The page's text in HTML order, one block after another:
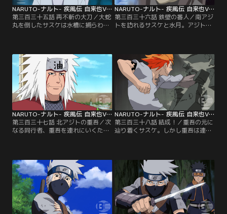
NARUTO-ナルト- 疾風伝 自来也VSペイン・サスケVSイタチ編 第335話
第三百三十五話 再不斬の大刀／大蛇
丸を倒したサスケは水槽に捕らわれ
け入れない。サスケがかつて百地再
不斬を倒した小隊に属していたと知
る水月は、「自分が再不斬の大刀を
手に入れられたら、サスケに付いて
もいい」と条件を出すのだった。
【提供：バンダイチャンネル】
NARUTO-ナルト- 疾風伝 自来也VSペイン・サスケVSイタチ編 第336話
第三百三十六話 鉄壁の番人／南アジ
トを訪れるサスケと水月。アジトの
「牢番」という役割から解放するた
め、囚人たちを水月に解放させてし
まうサスケ。取り残された密室でサ
スケを見つめる香燐の脳裏には、数
年前の出会いの光景がよみがえって
いた。【提供：バンダイチャンネ
NARUTO-ナルト- 疾風伝 自来也VSペイン・サスケVSイタチ編 第337話
第三百三十七話 北アジトの重吾／次
なる同行者、重吾を連れにいくた
吾は異常な殺人衝動を持つ忍で、大
蛇丸の呪印の元となる酵素を持つ、
唯一のオリジナルだという。辿り着
いた北アジトでは、大蛇丸死すの情
報を受けた実験体たちが暴動を起こ
していた。【提供：バンダイチャン
ネル】
NARUTO-ナルト- 疾風伝 自来也VSペイン・サスケVSイタチ編 第338話
第三百三十八話 結成！／重吾の元に
辿り着くサスケ。しかし重吾は連れ
重吾だが、湧き上がる殺人衝動に身
を任せ、サスケとの戦闘に突入して
ゆく。水月が加わり、更に熾烈を極
めてゆく戦いの中で、重吾の脳裏に
蘇る懐かしい面影とは…。【提供：
バンダイチャンネル】